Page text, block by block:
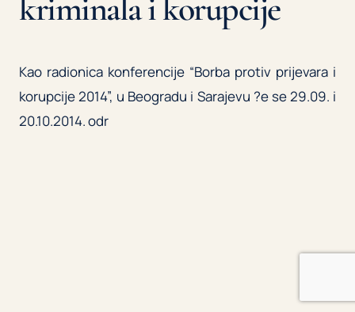
kriminala i korupcije
Kao radionica konferencije “Borba protiv prijevara i
korupcije 2014”, u Beogradu i Sarajevu ?e se 29.09. i
20.10.2014. odr